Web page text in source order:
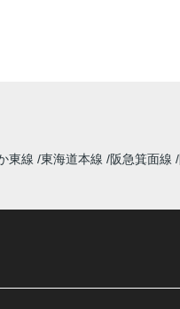
東線 東海道本線 阪急箕面線